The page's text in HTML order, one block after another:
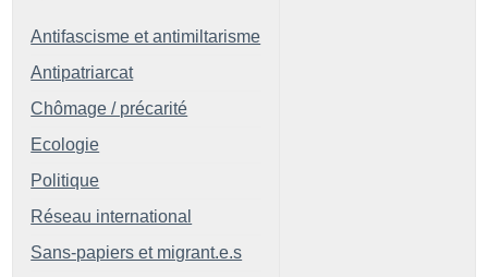
Antifascisme et antimiltarisme
Antipatriarcat
Chômage / précarité
Ecologie
Politique
Réseau international
Sans-papiers et migrant.e.s